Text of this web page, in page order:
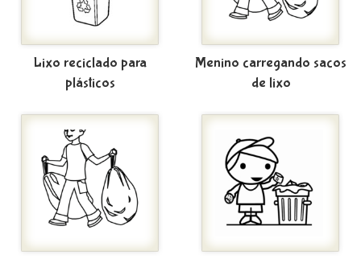
Lixo reciclado para
plásticos
Menino carregando sacos
de lixo